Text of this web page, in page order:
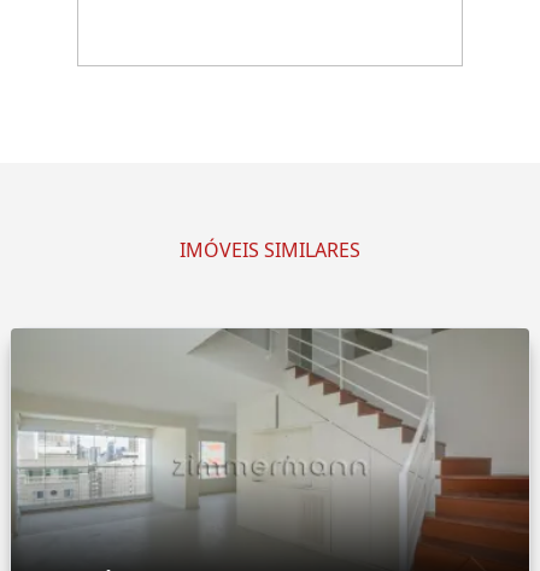
IMÓVEIS SIMILARES